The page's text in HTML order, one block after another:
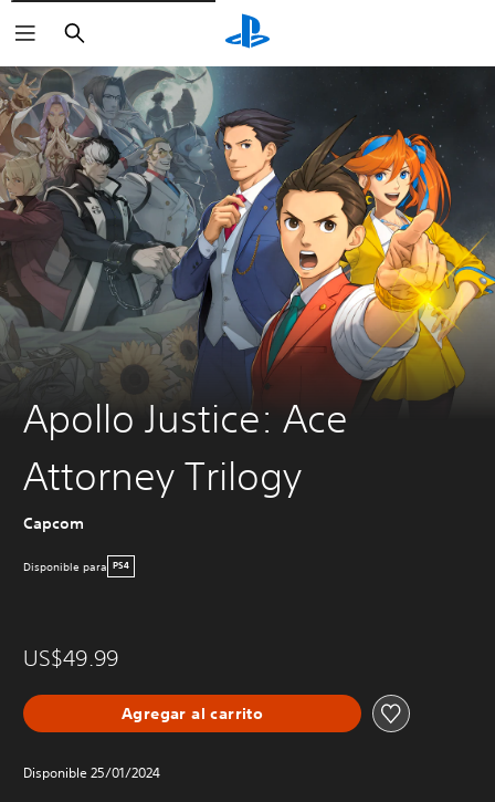
Buscar
Apollo Justice: Ace
Attorney Trilogy
Capcom
Disponible para PS4
US$49.99
Agregar al carrito
Disponible 25/01/2024